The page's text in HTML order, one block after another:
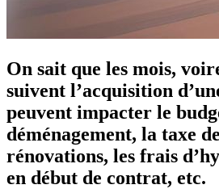
On sait que les mois,
suivent l’acquisition
peuvent impacter le
déménagement, la taxe
rénovations, les frais
en début de contrat, etc.